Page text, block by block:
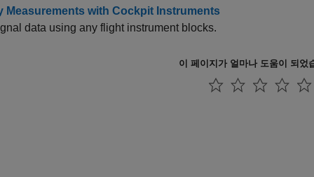
Measurements with Cockpit Instruments
data using any flight instrument blocks.
이 페이지가 얼마나 도움이 되었